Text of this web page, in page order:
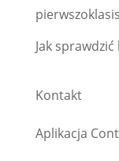
Jak
Kontakt
Aplikacja